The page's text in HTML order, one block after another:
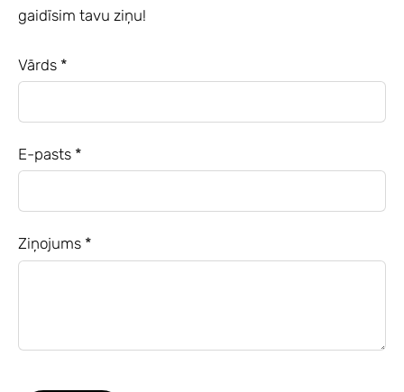
gaidīsim tavu ziņu!
Vārds *
E-pasts *
Ziņojums *